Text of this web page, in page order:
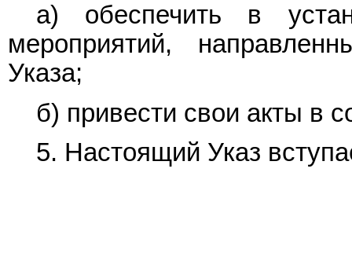
а) обеспечить в
мероприятий,
Указа;
б) привести свои акты в
5. Настоящий Указ